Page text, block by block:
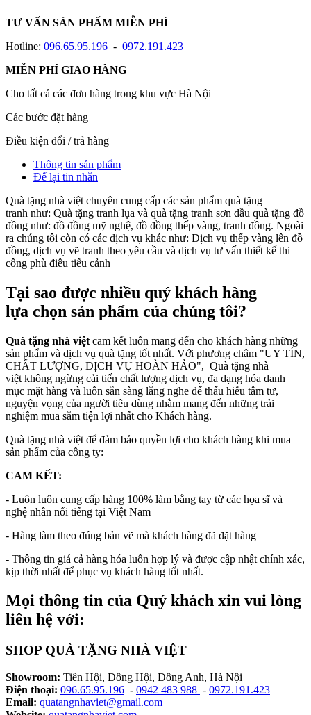
TƯ VẤN SẢN PHẨM MIỄN PHÍ
Hotline: 096.65.95.196 - 0972.191.423
MIỄN PHÍ GIAO HÀNG
Cho tất cả các đơn hàng trong khu vực Hà Nội
Các bước đặt hàng
Điều kiện đổi / trả hàng
Thông tin sản phẩm
Để lại tin nhắn
Quà tặng nhà việt chuyên cung cấp các sản phẩm quà tặng
tranh như: Quà tặng tranh lụa và quà tặng tranh sơn dầu quà tặng đồ
đồng như: đồ đồng mỹ nghệ, đồ đồng thếp vàng, tranh đồng. Ngoài
ra chúng tôi còn có các dịch vụ khác như: Dịch vụ thếp vàng lên đồ
đồng, dịch vụ vẽ tranh theo yêu cầu và dịch vụ tư vấn thiết kế thi
công phù điêu tiểu cảnh
Tại sao được nhiều quý khách hàng
lựa chọn sản phẩm của chúng tôi?
Quà tặng nhà việt cam kết luôn mang đến cho khách hàng những
sản phẩm và dịch vụ quà tặng tốt nhất. Với phương châm "UY TÍN,
CHẤT LƯỢNG, DỊCH VỤ HOÀN HẢO", Quà tặng nhà
việt không ngừng cải tiến chất lượng dịch vụ, đa dạng hóa danh
mục mặt hàng và luôn sẵn sàng lắng nghe để thấu hiểu tâm tư,
nguyện vọng của người tiêu dùng nhằm mang đến những trải
nghiệm mua sắm tiện lợi nhất cho Khách hàng.
Quà tặng nhà việt để đảm bảo quyền lợi cho khách hàng khi mua
sản phẩm của công ty:
CAM KẾT:
- Luôn luôn cung cấp hàng 100% làm bằng tay từ các họa sĩ và
nghệ nhân nổi tiếng tại Việt Nam
- Hàng làm theo đúng bản vẽ mà khách hàng đã đặt hàng
- Thông tin giá cả hàng hóa luôn hợp lý và được cập nhật chính xác,
kịp thời nhất để phục vụ khách hàng tốt nhất.
Mọi thông tin của Quý khách xin vui lòng
liên hệ với:
SHOP QUÀ TẶNG NHÀ VIỆT
Showroom: Tiên Hội, Đông Hội, Đông Anh, Hà Nội
Điện thoại: 096.65.95.196 - 0942 483 988 - 0972.191.423
Email: quatangnhaviet@gmail.com